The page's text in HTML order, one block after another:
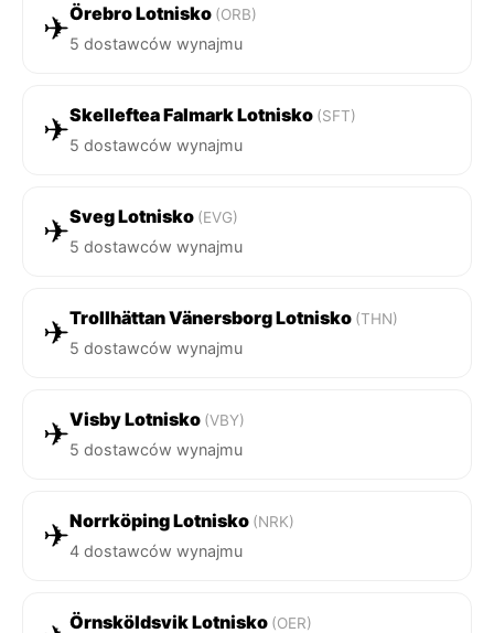
✈Örebro Lotnisko (ORB)
5 dostawców wynajmu
✈Skelleftea Falmark Lotnisko (SFT)
5 dostawców wynajmu
✈Sveg Lotnisko (EVG)
5 dostawców wynajmu
✈Trollhättan Vänersborg Lotnisko (THN)
5 dostawców wynajmu
✈Visby Lotnisko (VBY)
5 dostawców wynajmu
✈Norrköping Lotnisko (NRK)
4 dostawców wynajmu
Örnsköldsvik Lotnisko (OER)